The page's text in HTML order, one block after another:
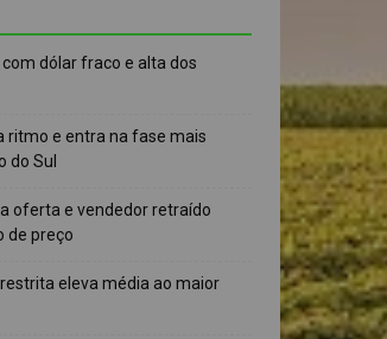
dólar fraco e alta dos
ritmo e entra na fase mais
do Sul
oferta e vendedor retraído
de preço
eleva média ao maior